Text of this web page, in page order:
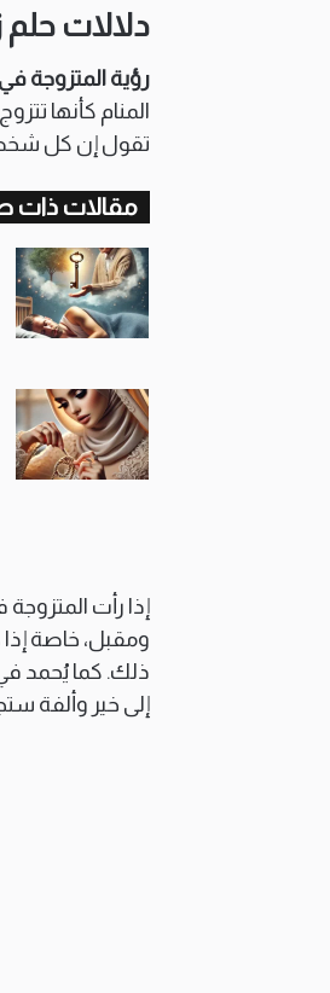
دلالات
رؤية المتزوجة
المنام كأنها
تقول إن كل شخص
مقالات ذات
إذا رأت المتزوجة
ومقبل، خاصة
ذلك. كما يُحمد في
إلى خير وألفة